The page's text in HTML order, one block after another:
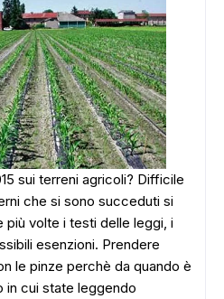
sui terreni agricoli? Difficile
che si sono succeduti si
più volte i testi delle leggi, i
esenzioni. Prendere
le pinze perchè da quando è
in cui state leggendo